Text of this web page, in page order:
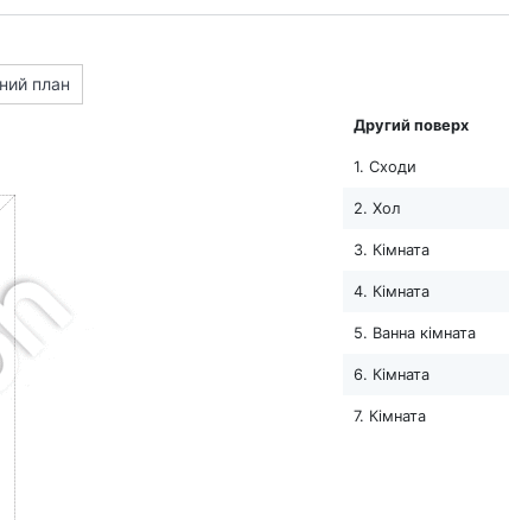
план
Другий поверх
1. Сходи
2. Хол
3. Кімната
4. Кімната
5. Ванна кімната
6. Кімната
7. Кімната